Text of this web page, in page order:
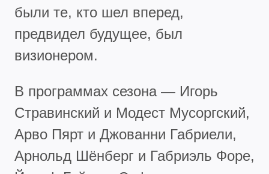
были те, кто шел вперед,
предвидел будущее, был
визионером.
В программах сезона — Игорь
Стравинский и Модест Мусоргский,
Арво Пярт и Джованни Габриели,
Арнольд Шёнберг и Габриэль Форе,